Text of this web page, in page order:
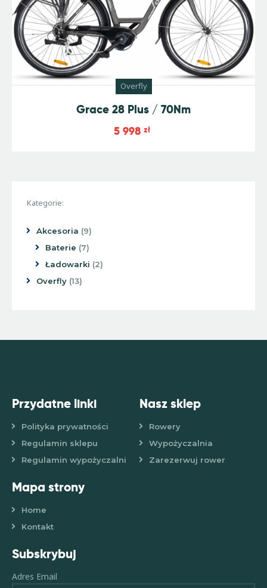
Overfly
Grace 28 Plus / 70Nm
5 998 zł
Kategorie:
Akcesoria 9
Baterie
7
Ładowarki
2
Overfly 13
Przydatne linki
Polityka prywatności
Regulamin sklepu
Regulamin wypożyczalni
Nasz sklep
Rowery
Wypożyczalnia
Zarezerwuj rower
Mapa strony
Home
Kontakt
Subskrybuj
Adres Email